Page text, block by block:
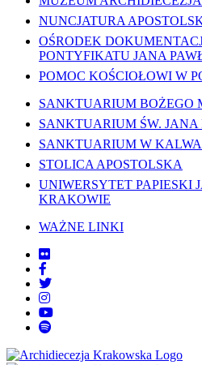
NUNCJATURA
OŚRODEK
PONTYFIKATU JANA
POMOC KOŚCIOŁOWI W
SANKTUARIUM BOŻEGO
SANKTUARIUM ŚW. JANA
SANKTUARIUM W
STOLICA APOSTOLSKA
UNIWERSYTET PAPIESKI
KRAKOWIE
WAŻNE LINKI